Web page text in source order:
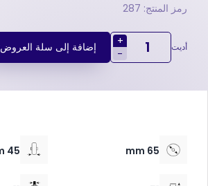
رمز المنتج: 287
أديت
+
-
إضافة إلى سلة العروض
65 mm
45 mm